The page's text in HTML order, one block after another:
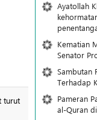
turut
Ayatollah
Kematian
Senator
Sambutan
Terhadap
Pameran
al-Quran